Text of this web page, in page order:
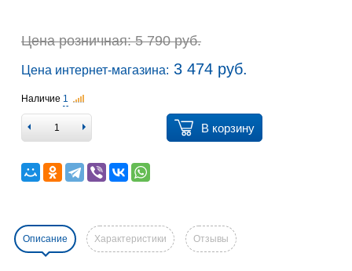
Цена розничная: 5 790 руб.
Цена интернет-магазина: 3 474 руб.
Наличие 1
В корзину
Описание Характеристики Отзывы